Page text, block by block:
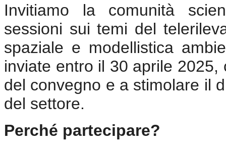
Invitiamo la comunità
sessioni sui temi del
spaziale e modellistica
inviate entro il 30 aprile
del convegno e a stimolare il
del settore.
Perché partecipare?